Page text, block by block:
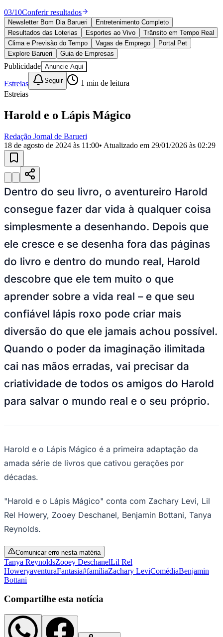
Esportes
Saúde
Segurança
Cultura
Meio Ambiente
Obras
Educação
Bairros de Barueri
JubranBelvalBethavilleBoa
VistaCalifórniaCarapicuíbaCentroChácaras MarcoCidades da
MilitarItapevi
Califórnia
EsperançaJardim Graziela
JulioJardim LíbanoJardim Maria CristinaJardim Maria HelenaJardim
LuísJardim São PedroJardim São Silvestre Jardim Silveira Jardim
CamargosParque ImperialParque Santa LuziaParque Viana Pirapora
do Bom Jesus
Recanto Phrynéa
Santana de
Parnaíba Silveira TamboréVale do SolVila BarrosVila Boa VistaVila
do Conde
Vila Engenho Novo Vila Márcia
Vila Nossa Sra. da
EscadaVila PortoVotupoca
Para Sua Empresa
Anuncie no Portal
Guia de Empresas
Divulgar Vagas
Publicidade Legal
Negócios Regionais
Turismo
Segurança Regional
Hospitais Estaduais
Parques & Represas
Cidades da Região
Santana de Parnaíba
Carapicuíba Cotia
Pirapora
do Bom JesusAraçariguamaCajamarCaieirasFranco da
Guia de Empresas
Vagas na Região
Hub de Negócios
Portal Educacional
Agenda de Vestibulares
Vagas de Emprego
Concursos
Panorama Econômico
Panorama Econômico
Para Sua Empresa
Anuncie no Portal
Verificar Empresa
Anunciar VagasNovo
Publicidade Legal
03/10Conferir resultados
Newsletter Bom Dia Barueri
Entretenimento Completo
Resultados das Loterias
Esportes ao Vivo
Trânsito em Tempo Real
Clima e Previsão do Tempo
Vagas de Emprego
Portal Pet
Explore Barueri
Guia de Empresas
Publicidade Anuncie Aqui
Estreias Seguir 1 min de leitura
Estreias
Harold e o Lápis Mágico
Redação Jornal de Barueri
18 de agosto de 2024 às 11:00• Atualizado em 29/01/2026 às 02:29
Dentro do seu livro, o aventureiro Harold
consegue fazer dar vida à qualquer coisa
simplesmente a desenhando. Depois que
ele cresce e se desenha fora das páginas
do livro e dentro do mundo real, Harold
descobre que ele tem muito o que
aprender sobre a vida real – e que seu
confiável lápis roxo pode criar mais
diversão do que ele jamais achou possível.
Quando o poder da imaginação ilimitada
cai nas mãos erradas, vai precisar da
criatividade de todos os amigos do Harold
para salvar o mundo real e o seu próprio.
Harold e o Lápis Mágico é a primeira adaptação da
amada série de livros que cativou gerações por
décadas.
"Harold e o Lápis Mágico" conta com Zachary Levi, Lil
Rel Howery, Zooey Deschanel, Benjamin Bottani, Tanya
Reynolds.
Comunicar erro nesta matéria
Tanya ReynoldsZooey DeschanelLil Rel
HoweryaventuraFantasia#famíliaZachary LeviComédiaBenjamin
Bottani
Compartilhe esta notícia